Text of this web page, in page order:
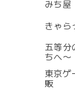
みち屋
きゃら
五等分
ちへ〜
東京ゲ
販